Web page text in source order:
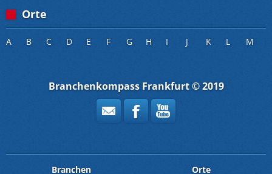
Orte
A B C D E F G H I J K L M
Branchenkompass Frankfurt © 2019
Branchen Orte